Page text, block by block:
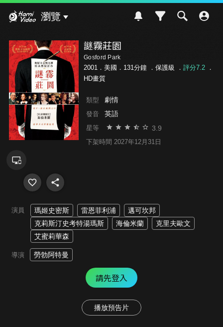
瀏覽
謎霧莊園
Gosford Park
2001．美國．131分鐘 ． 保護級 ． 評分7.2．
HD畫質
類型 劇情
發音 英語
星等 3.9
下架時間 2027年12月31日
演員 瑪姬史密斯 雷恩菲利浦
邁可坎邦
克莉斯汀史考特湯瑪斯
海倫米蘭
克里夫歐文
艾蜜莉華森
導演 勞勃阿特曼
請先登入
播放預告片